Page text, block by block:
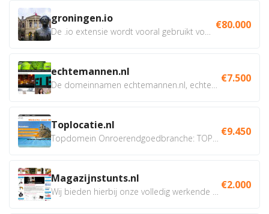
groningen.io €80.000
echtemannen.nl €7.500
Toplocatie.nl €9.450
Magazijnstunts.nl €2.000